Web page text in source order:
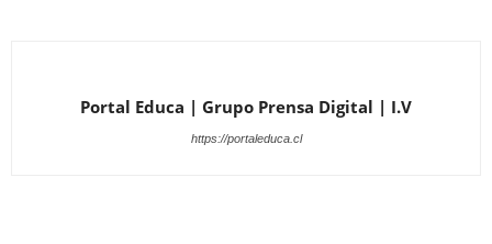
Portal Educa | Grupo Prensa Digital | I.V
https://portaleduca.cl